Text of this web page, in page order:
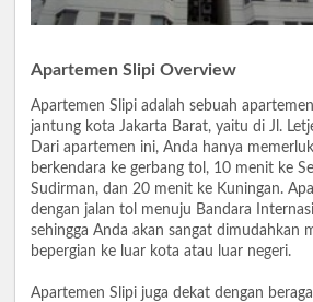
Apartemen Slipi Overview
Apartemen Slipi adalah sebuah
jantung kota Jakarta Barat, yaitu di Jl.
Dari apartemen ini, Anda hanya
berkendara ke gerbang tol, 10 menit ke
Sudirman, dan 20 menit ke Kuningan.
dengan jalan tol menuju Bandara
sehingga Anda akan sangat dimudahkan
bepergian ke luar kota atau luar negeri.
Apartemen Slipi juga dekat dengan